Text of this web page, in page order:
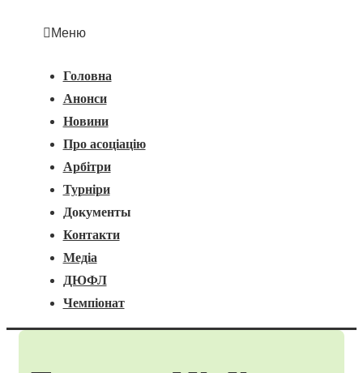
Меню
Головна
Анонси
Новини
Про асоціацію
Арбітри
Турніри
Документы
Контакти
Медіа
ДЮФЛ
Чемпіонат